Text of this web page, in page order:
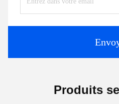
Produits